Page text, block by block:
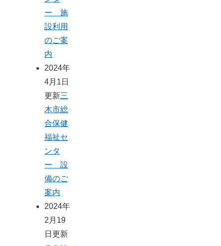
ー 施
設利用
のご案
内
2024年
4月1日
更新三
木市総
合保健
福祉セ
ンタ
ー 設
備のご
案内
2024年
2月19
日更新